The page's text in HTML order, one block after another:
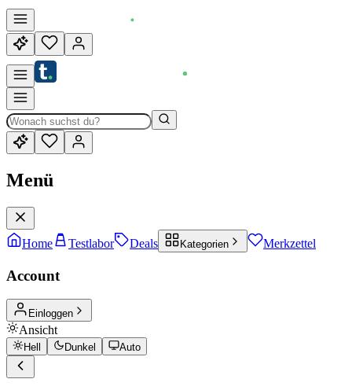
Menü
Home Testlabor Deals Kategorien Merkzettel
Account
Einloggen
Ansicht
Hell Dunkel Auto